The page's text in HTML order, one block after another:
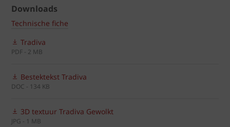
Downloads
Technische fiche
Tradiva
PDF - 2 MB
Bestektekst Tradiva
DOC - 134 KB
3D textuur Tradiva Gewolkt
JPG - 1 MB